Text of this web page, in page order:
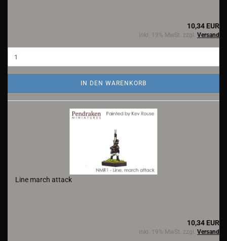
10,34 EUR
inkl. 19% MwSt. zzgl. Versand
IN DEN WARENKORB
Line march attack
10,34 EUR
inkl. 19% MwSt. zzgl. Versand